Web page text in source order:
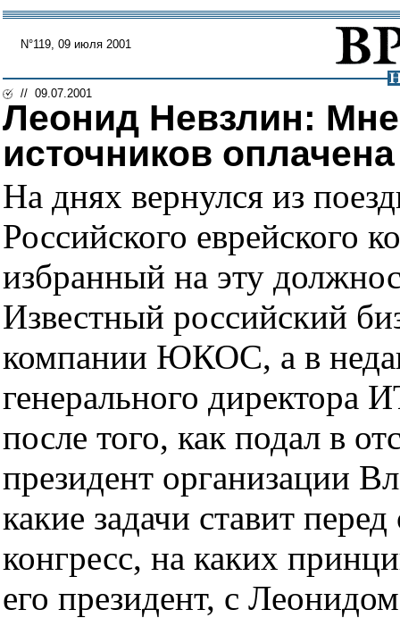
N°119, 09 июля 2001
// 09.07.2001
Леонид Невзлин: Мне
источников
На днях вернулся из
Российского еврейского
избранный на эту
Известный российский
компании ЮКОС, а в
генерального
после того, как подал в
президент организации
какие задачи ставит
конгресс, на каких
его президент, с